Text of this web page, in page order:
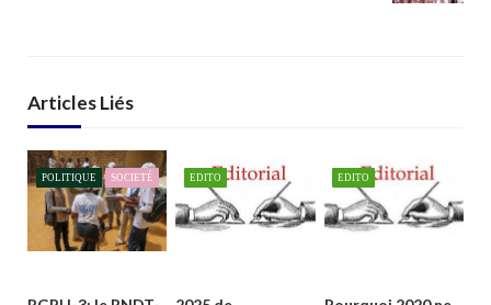
Articles Liés
POLITIQUE SOCIETÉ EDITO EDITO